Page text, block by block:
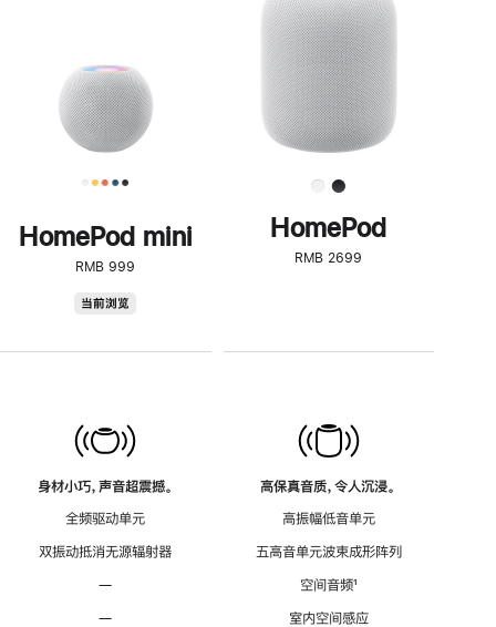
HomePod mini
RMB 999
当前浏览
身材小巧，声音超震撼。
全频驱动单元
双振动抵消无源辐射器
—
—
了
解
HomePod<
HomePod
RMB 2699
高保真音质，令人沉浸。
高振幅低音单元
五高音单元波束成形阵列
空间音频脚
¹
室内空间感应